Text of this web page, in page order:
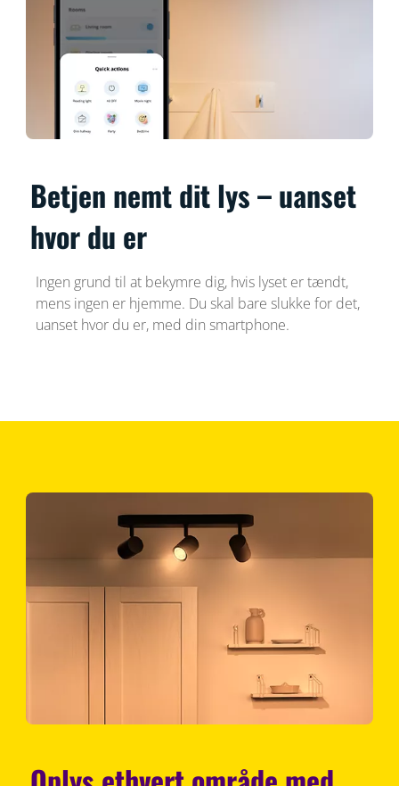
Betjen nemt dit lys – uanset
hvor du er
Ingen grund til at bekymre dig, hvis lyset er tændt,
mens ingen er hjemme. Du skal bare slukke for det,
uanset hvor du er, med din smartphone.